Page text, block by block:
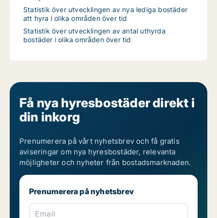
Statistik över utvecklingen av nya lediga bostäder
att hyra i olika områden över tid
Statistik över utvecklingen av antal uthyrda
bostäder i olika områden över tid
Få nya hyresbostäder direkt i
din inkorg
Prenumerera på vårt nyhetsbrev och få gratis
aviseringar om nya hyresbostäder, relevanta
möjligheter och nyheter från bostadsmarknaden.
Prenumerera på nyhetsbrev
Email